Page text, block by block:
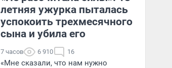
летняя ужурка пыталась
успокоить трехмесячного
сына и убила его
7 часов 6 910 16
«Мне сказали, что нам нужно